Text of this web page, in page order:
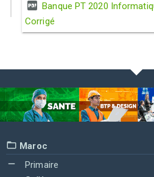
Banque PT 2020
Corrigé
Maroc
Primaire